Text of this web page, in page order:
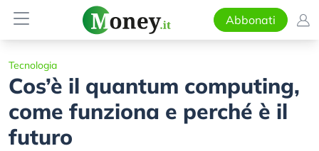
Abbonati
Tecnologia
Cos’è il quantum computing,
come funziona e perché è il
futuro